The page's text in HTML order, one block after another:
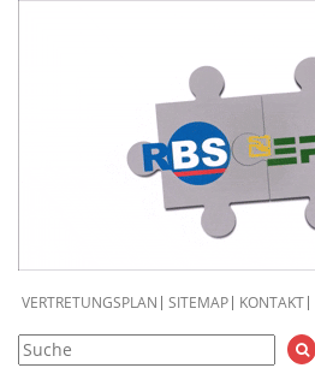
VERTRETUNGSPLAN SITEMAP KONTAKT